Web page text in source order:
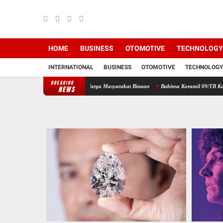
HOME BUSINESS OTOMOTIVE TECHNOLOGY
INTERNATIONAL BUSINESS OTOMOTIVE TECHNOLOGY
BREAKING
NEWS
Komsos Dengan Warga Masyarakat Binaan Babinsa Koramil 09/TB Kodim 0208/